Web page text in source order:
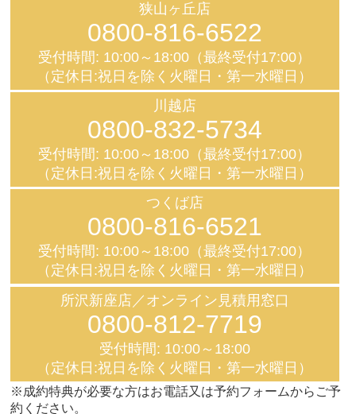
狭山ヶ丘店
0800-816-6522
受付時間: 10:00～18:00（最終受付17:00）
（定休日:祝日を除く火曜日・第一水曜日）
川越店
0800-832-5734
受付時間: 10:00～18:00（最終受付17:00）
（定休日:祝日を除く火曜日・第一水曜日）
つくば店
0800-816-6521
受付時間: 10:00～18:00（最終受付17:00）
（定休日:祝日を除く火曜日・第一水曜日）
所沢新座店／オンライン見積用窓口
0800-812-7719
受付時間: 10:00～18:00
（定休日:祝日を除く火曜日・第一水曜日）
※成約特典が必要な方はお電話又は予約フォームからご予
約ください。